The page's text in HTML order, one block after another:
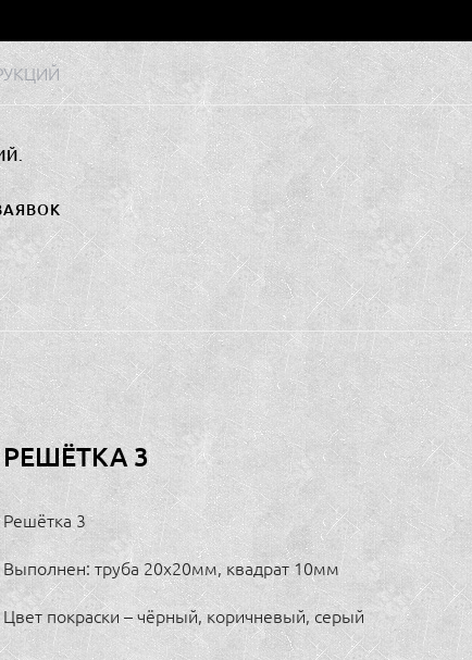
РЕШЁТКА 3
Решётка 3
Выполнен: труба 20х20мм, квадрат 10мм
Цвет покраски – чёрный, коричневый, серый